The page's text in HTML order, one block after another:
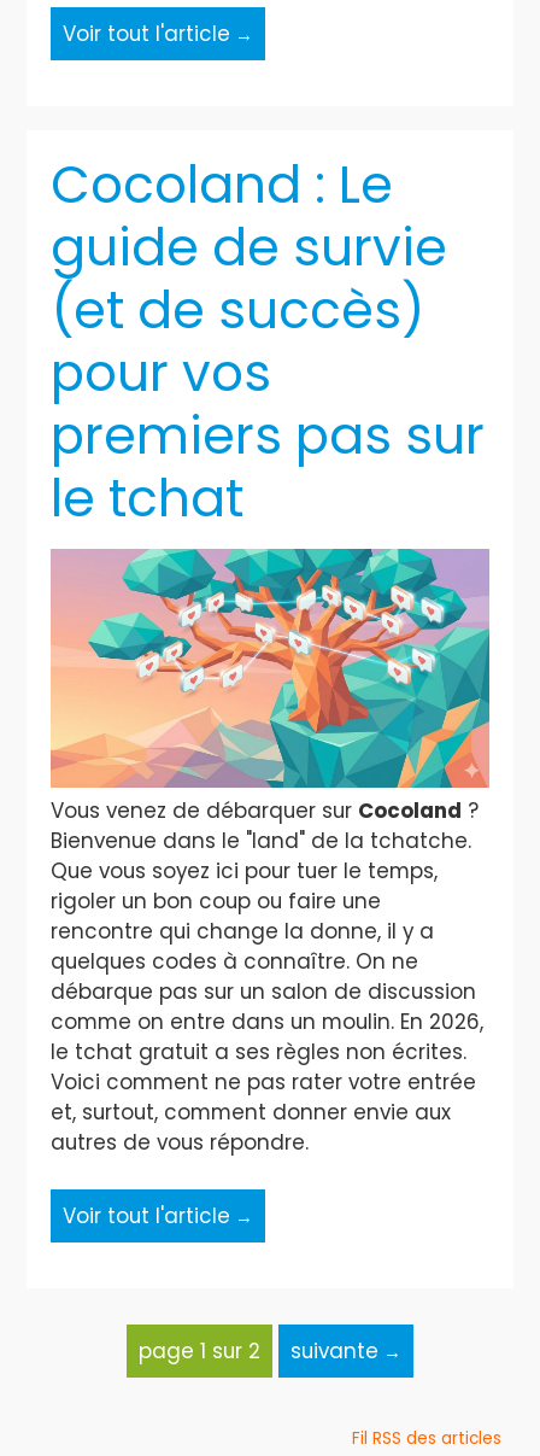
Voir tout l'article
Cocoland : Le
guide de survie
(et de succès)
pour vos
premiers pas sur
le tchat
Vous venez de débarquer sur Cocoland ?
Bienvenue dans le "land" de la tchatche.
Que vous soyez ici pour tuer le temps,
rigoler un bon coup ou faire une
rencontre qui change la donne, il y a
quelques codes à connaître. On ne
débarque pas sur un salon de discussion
comme on entre dans un moulin. En 2026,
le tchat gratuit a ses règles non écrites.
Voici comment ne pas rater votre entrée
et, surtout, comment donner envie aux
autres de vous répondre.
Voir tout l'article
page 1 sur 2 suivante
Fil RSS des articles